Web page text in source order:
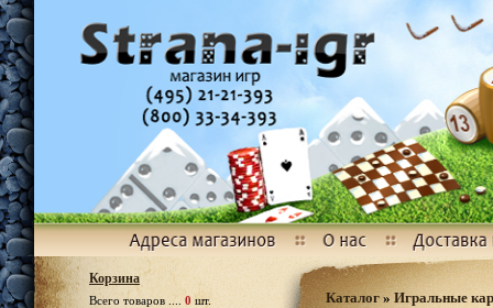
Корзина
Всего товаров .... 0 шт.
Каталог»Игральные